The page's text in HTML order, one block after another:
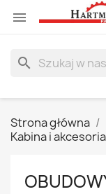

search
Strona główna
Kabina i akcesoria